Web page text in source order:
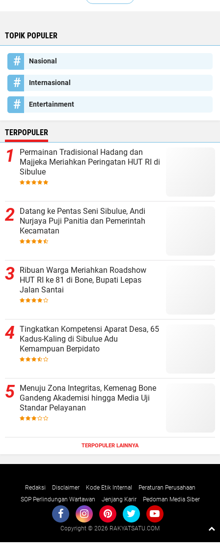
TOPIK POPULER
Nasional
Internasional
Entertainment
TERPOPULER
Permainan Tradisional Hadang dan
Majjeka Meriahkan Peringatan HUT RI di
Sibulue
Datang ke Pentas Seni Sibulue, Andi
Nurjaya Puji Panitia dan Pemerintah
Kecamatan
Ribuan Warga Meriahkan Roadshow
HUT RI ke 81 di Bone, Bupati Lepas
Jalan Santai
Tingkatkan Kompetensi Aparat Desa, 65
Kadus-Kaling di Sibulue Adu
Kemampuan Berpidato
Menuju Zona Integritas, Kemenag Bone
Gandeng Akademisi hingga Media Uji
Standar Pelayanan
TERPOPULER LAINNYA
Redaksi Disclaimer Kode Etik Internal
Peraturan Perusahaan
SOP Perlindungan Wartawan
Jenjang Karir Pedoman Media Siber
Copyright © 2026 RAKYATSATU.COM
Raushan